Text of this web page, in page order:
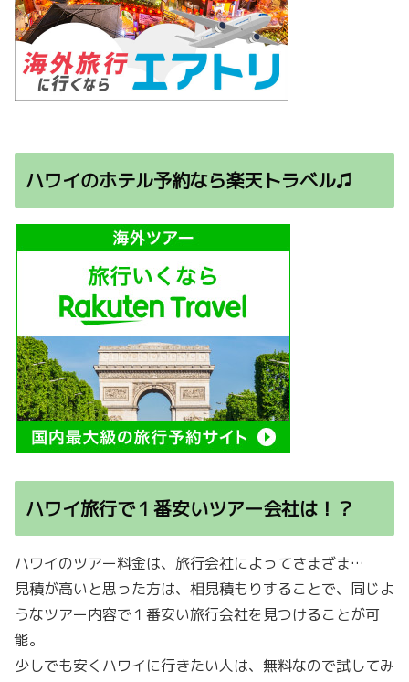
ハワイのホテル予約なら楽天トラベル♫
ハワイ旅行で１番安いツアー会社は！？
ハワイのツアー料金は、旅行会社によってさまざま…
見積が高いと思った方は、相見積もりすることで、同じよ
うなツアー内容で１番安い旅行会社を見つけることが可
能。
少しでも安くハワイに行きたい人は、無料なので試してみ